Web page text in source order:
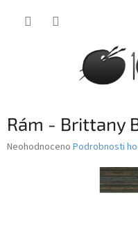
Rám - Brittany
Průměrné
Neohodnoceno Podrobnosti